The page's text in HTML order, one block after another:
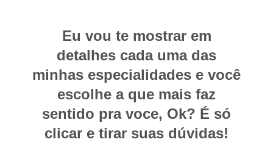
Eu vou te mostrar em
detalhes cada uma das
minhas especialidades e você
escolhe a que mais faz
sentido pra voce, Ok? É só
clicar e tirar suas dúvidas!